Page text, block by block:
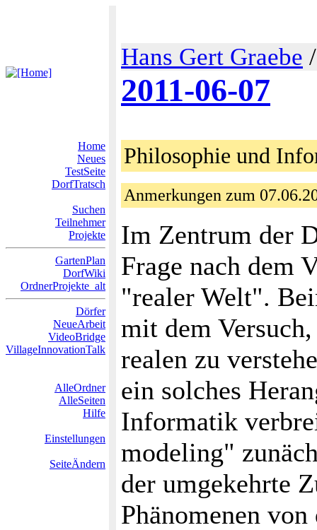
Hans Gert Graebe
2011-06-07
Home
Neues
TestSeite
DorfTratsch
Suchen
Teilnehmer
Projekte
GartenPlan
DorfWiki
OrdnerProjekte_alt
Dörfer
NeueArbeit
VideoBridge
VillageInnovationTalk
AlleOrdner
AlleSeiten
Hilfe
Einstellungen
SeiteÄndern
Philosophie und
Anmerkungen zum
Im Zentrum der
Frage nach dem
"realer Welt".
mit dem
realen zu
ein solches
Informatik
modeling"
der umgekehrte
Phänomenen